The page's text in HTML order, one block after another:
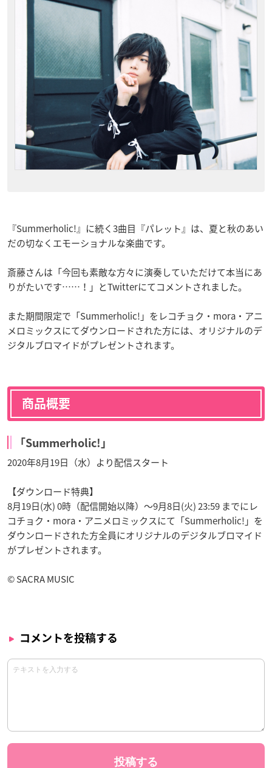
『Summerholic!』に続く3曲目『パレット』は、夏と秋のあい
だの切なくエモーショナルな楽曲です。
斎藤さんは「今回も素敵な方々に演奏していただけて本当にあ
りがたいです……！」とTwitterにてコメントされました。
また期間限定で「Summerholic!」をレコチョク・mora・アニ
メロミックスにてダウンロードされた方には、オリジナルのデ
ジタルブロマイドがプレゼントされます。
商品概要
「Summerholic!」
2020年8月19日（水）より配信スタート
【ダウンロード特典】
8月19日(水) 0時（配信開始以降）〜9月8日(火) 23:59 までにレ
コチョク・mora・アニメロミックスにて「Summerholic!」を
ダウンロードされた方全員にオリジナルのデジタルブロマイド
がプレゼントされます。
© SACRA MUSIC
コメントを投稿する